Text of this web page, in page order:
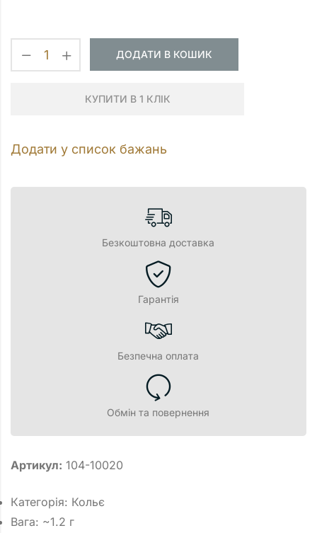
ДОДАТИ В КОШИК
КУПИТИ В 1 КЛІК
Додати у список бажань
Безкоштовна доставка
Гарантія
Безпечна оплата
Обмін та повернення
Артикул: 104-10020
Категорія: Кольє
Вага: ~1.2 г